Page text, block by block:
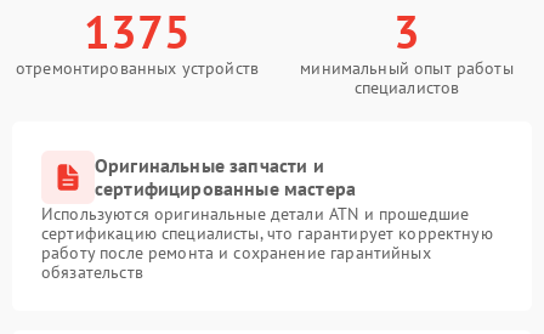
1375
отремонтированных устройств
3
минимальный опыт работы
специалистов
Оригинальные запчасти и
сертифицированные мастера
Используются оригинальные детали ATN и прошедшие
сертификацию специалисты, что гарантирует корректную
работу после ремонта и сохранение гарантийных
обязательств